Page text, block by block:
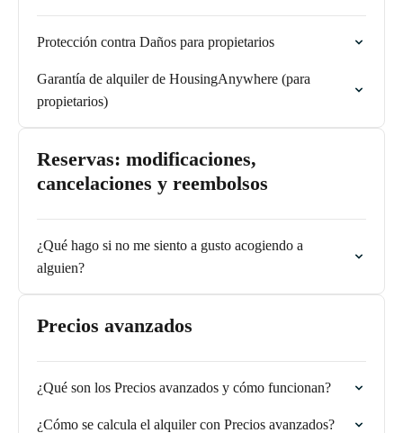
Protección contra Daños para propietarios
Garantía de alquiler de HousingAnywhere (para
propietarios)
Reservas: modificaciones,
cancelaciones y reembolsos
¿Qué hago si no me siento a gusto acogiendo a
alguien?
Precios avanzados
¿Qué son los Precios avanzados y cómo funcionan?
¿Cómo se calcula el alquiler con Precios avanzados?